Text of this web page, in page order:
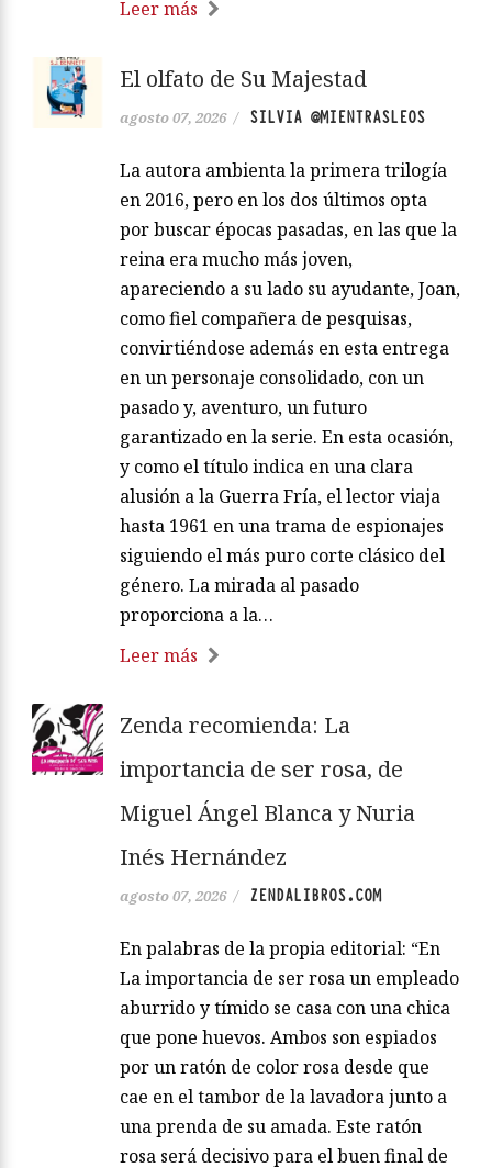
Leer más
El olfato de Su Majestad
agosto 07, 2026 / SILVIA @MIENTRASLEOS
La autora ambienta la primera trilogía
en 2016, pero en los dos últimos opta
por buscar épocas pasadas, en las que la
reina era mucho más joven,
apareciendo a su lado su ayudante, Joan,
como fiel compañera de pesquisas,
convirtiéndose además en esta entrega
en un personaje consolidado, con un
pasado y, aventuro, un futuro
garantizado en la serie. En esta ocasión,
y como el título indica en una clara
alusión a la Guerra Fría, el lector viaja
hasta 1961 en una trama de espionajes
siguiendo el más puro corte clásico del
género. La mirada al pasado
proporciona a la…
Leer más
Zenda recomienda: La
importancia de ser rosa, de
Miguel Ángel Blanca y Nuria
Inés Hernández
agosto 07, 2026 / ZENDALIBROS.COM
En palabras de la propia editorial: “En
La importancia de ser rosa un empleado
aburrido y tímido se casa con una chica
que pone huevos. Ambos son espiados
por un ratón de color rosa desde que
cae en el tambor de la lavadora junto a
una prenda de su amada. Este ratón
rosa será decisivo para el buen final de